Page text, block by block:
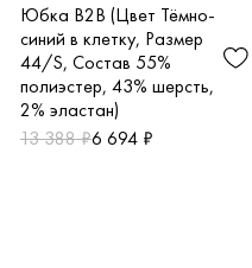
Юбка B2B (Цвет Тёмно-
синий в клетку, Размер
44/S, Состав 55%
полиэстер, 43% шерсть,
2% эластан)
13 388 ₽6 694 ₽